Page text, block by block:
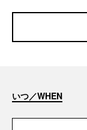
いつ／WHEN